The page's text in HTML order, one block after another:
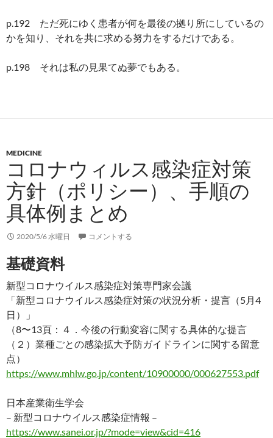
p.192 ただ死にゆく患者が何を最後の拠り所にしているの
かを知り、それを共に求める努力をするだけである。
p.198 それは私の見果てぬ夢でもある。
MEDICINE
コロナウィルス感染症対策
方針（ポリシー）、手順の
具体例まとめ
2020/5/6 水曜日 コメントする
基礎資料
新型コロナウイルス感染症対策専門家会議
「新型コロナウイルス感染症対策の状況分析・提言（5月4
日）」
（8〜13頁：４．今後の行動変容に関する具体的な提言
（２）業種ごとの感染拡大予防ガイドラインに関する留意
点）
https://www.mhlw.go.jp/content/10900000/000627553.pdf
日本産業衛生学会
– 新型コロナウイルス感染症情報 –
https://www.sanei.or.jp/?mode=view&cid=416